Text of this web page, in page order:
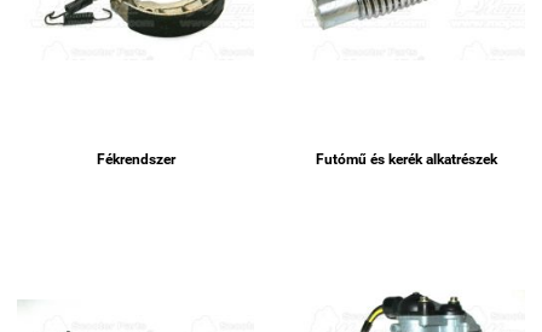
Fékrendszer Futómű és kerék alkatrészek